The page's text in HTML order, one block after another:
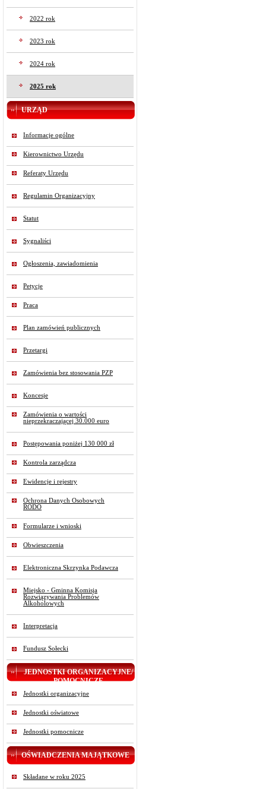
2022 rok
2023 rok
2024 rok
2025 rok
URZĄD
Informacje ogólne
Kierownictwo Urzędu
Referaty Urzędu
Regulamin Organizacyjny
Statut
Sygnaliści
Ogłoszenia, zawiadomienia
Petycje
Praca
Plan zamówień publicznych
Przetargi
Zamówienia bez stosowania PZP
Koncesje
Zamówienia o wartości
nieprzekraczającej 30.000 euro
Postępowania poniżej 130 000 zł
Kontrola zarządcza
Ewidencje i rejestry
Ochrona Danych Osobowych
RODO
Formularze i wnioski
Obwieszczenia
Elektroniczna Skrzynka Podawcza
Miejsko - Gminna Komisja
Rozwiązywania Problemów
Alkoholowych
Interpretacja
Fundusz Sołecki
JEDNOSTKI ORGANIZACYJNE/
POMOCNICZE
Jednostki organizacyjne
Jednostki oświatowe
Jednostki pomocnicze
OŚWIADCZENIA MAJĄTKOWE
Składane w roku 2025